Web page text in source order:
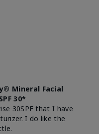
Mineral Facial
30*
30SPF that I have
I do like the